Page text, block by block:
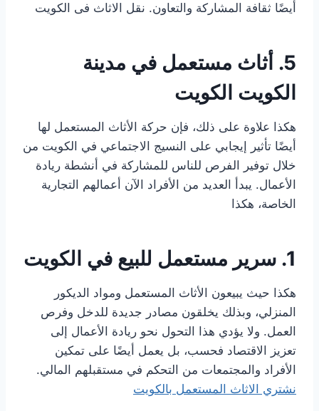
أيضًا ثقافة المشاركة والتعاون. نقل الاثاث فى الكويت
5. أثاث مستعمل في مدينة
الكويت الكويت
هكذا علاوة على ذلك، فإن حركة الأثاث المستعمل لها
أيضًا تأثير إيجابي على النسيج الاجتماعي في الكويت من
خلال توفير الفرص للناس للمشاركة في أنشطة ريادة
الأعمال. يبدأ العديد من الأفراد الآن أعمالهم التجارية
الخاصة، هكذا
1. سرير مستعمل للبيع في الكويت
هكذا حيث يبيعون الأثاث المستعمل ومواد الديكور
المنزلي، وبذلك يخلقون مصادر جديدة للدخل وفرص
العمل. ولا يؤدي هذا التحول نحو ريادة الأعمال إلى
تعزيز الاقتصاد فحسب، بل يعمل أيضًا على تمكين
الأفراد والمجتمعات من التحكم في مستقبلهم المالي.
نشتري الاثاث المستعمل بالكويت